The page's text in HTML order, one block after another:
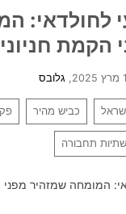
לחולדאי:
הקמת
גלובס
כביש מהיר
תחבורה